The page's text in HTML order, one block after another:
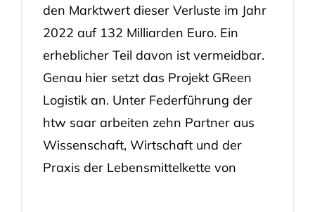
den Marktwert dieser Verluste im Jahr
2022 auf 132 Milliarden Euro. Ein
erheblicher Teil davon ist vermeidbar.
Genau hier setzt das Projekt GReen
Logistik an. Unter Federführung der
htw saar arbeiten zehn Partner aus
Wissenschaft, Wirtschaft und der
Praxis der Lebensmittelkette von